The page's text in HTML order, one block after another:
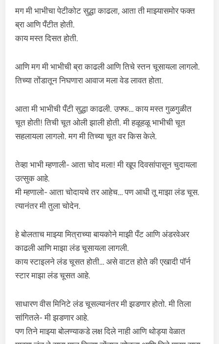
मग मी भाभीचा पेटीकोट सुद्धा काढला, आता ती माझ्यासमोर फक्त
ब्रा आणि पँटीत होती.
काय मस्त दिसत होती.
आणि मग मी भाभीची ब्रा काढली आणि तिचे स्तन चूसायला लागलो.
तिच्या तोंडातून निघणारा आवाज मला वेड लावत होता.
आता मी भाभीची पँटी सुद्धा काढली. उफ्फ… काय मस्त गुळगुळीत
चूत होती! तिची चूत ओली झाली होती. मी हळूहळू भाभीची चूत
सहलायला लागलो. मग मी तिच्या चूत वर किस केले.
तेव्हा भाभी म्हणाली- आता चोद मला! मी खूप दिवसांपासून चुदायला
उत्सुक आहे.
मी म्हणालो- आता चोदायचे तर आहेच… पण आधी तू माझा लंड चूस.
त्यानंतर मी तुला चोदेन.
हे बोलताच माझ्या मित्राच्या बायकोने माझी पँट आणि अंडरवेअर
काढली आणि माझा लंड चूसायला लागली.
काय स्टाइलने लंड चूसत होती… असे वाटत होते की एखादी पॉर्न
स्टार माझा लंड चूसत आहे.
साधारण वीस मिनिटे लंड चूसल्यानंतर मी झडणार होतो. मी तिला
सांगितले- मी झडणार आहे.
पण तिने माझ्या बोलण्याकडे लक्ष दिले नाही आणि थोड्या वेळात